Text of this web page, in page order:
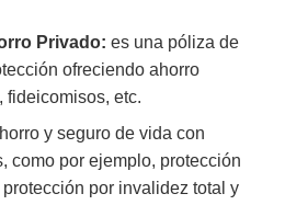
Privado: es una póliza de
ofreciendo ahorro
fideicomisos, etc.
y seguro de vida con
como por ejemplo, protección
por invalidez total y